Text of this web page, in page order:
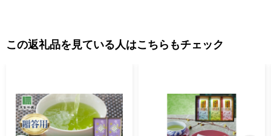
この返礼品を見ている人はこちらもチェック